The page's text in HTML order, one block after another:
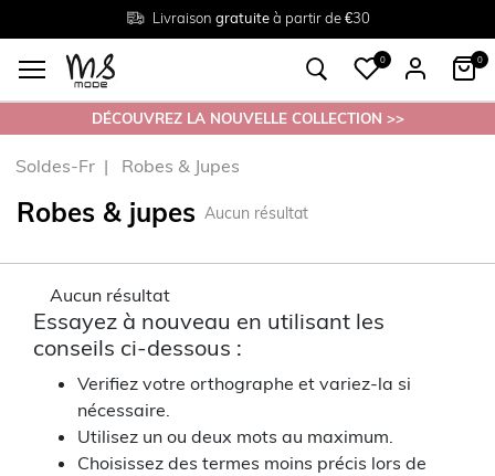
Livraison gratuiteà partir de €30
Tailles du38 au 54
Retourgratuit en magasin
0 0
DÉCOUVREZ LA NOUVELLE COLLECTION >>
Soldes-Fr Robes & Jupes
Robes & jupes Aucun résultat
Aucun résultat
Essayez à nouveau en utilisant les
conseils ci-dessous :
Verifiez votre orthographe et variez-la si
nécessaire.
Utilisez un ou deux mots au maximum.
Choisissez des termes moins précis lors de